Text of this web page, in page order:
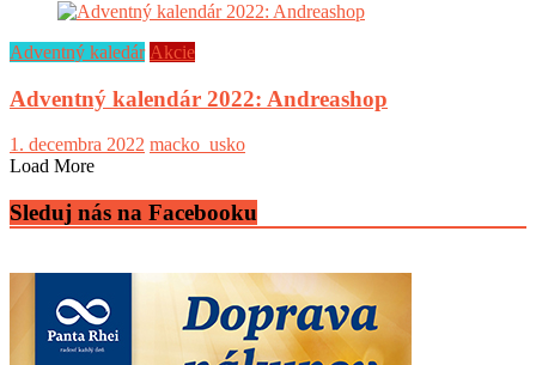
Adventný kaledár Akcie
Adventný kalendár 2022: Andreashop
1. decembra 2022 macko_usko
Load More
Sleduj nás na Facebooku